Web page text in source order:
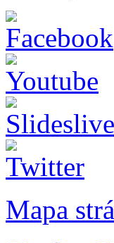
Mapa